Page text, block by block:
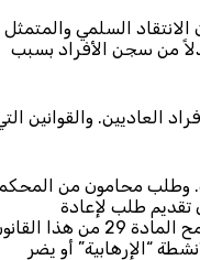
السلمي والمتمثل
المصرية، بدلاً من سجن الأفراد بسبب
العاديين. والقوانين
وطلب محامون من
تقديم طلب لإعادة
المحاكمة. وقد أُدِينَ بموجب بنود ذات صياغة غامضة في القانون المصري الخاص بمكافحة الإرهاب. وتسمح المادة 29
“الإرهابية” أو يضر